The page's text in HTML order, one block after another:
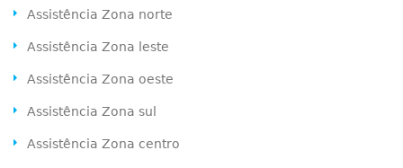
Assistência Zona norte
Assistência Zona leste
Assistência Zona oeste
Assistência Zona sul
Assistência Zona centro